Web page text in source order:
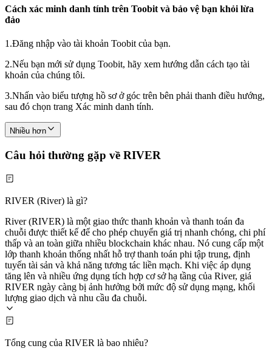
Cách xác minh danh tính trên Toobit và bảo vệ bạn khỏi lừa
đảo
1.Đăng nhập vào tài khoản Toobit của bạn.
2.Nếu bạn mới sử dụng Toobit, hãy xem hướng dẫn cách tạo tài
khoản của chúng tôi.
3.Nhấn vào biểu tượng hồ sơ ở góc trên bên phải thanh điều hướng,
sau đó chọn trang Xác minh danh tính.
Nhiều hơn
Câu hỏi thường gặp về RIVER
RIVER (River) là gì?
River (RIVER) là một giao thức thanh khoản và thanh toán đa
chuỗi được thiết kế để cho phép chuyển giá trị nhanh chóng, chi phí
thấp và an toàn giữa nhiều blockchain khác nhau. Nó cung cấp một
lớp thanh khoản thống nhất hỗ trợ thanh toán phi tập trung, định
tuyến tài sản và khả năng tương tác liền mạch. Khi việc áp dụng
tăng lên và nhiều ứng dụng tích hợp cơ sở hạ tầng của River, giá
RIVER ngày càng bị ảnh hưởng bởi mức độ sử dụng mạng, khối
lượng giao dịch và nhu cầu đa chuỗi.
Tổng cung của RIVER là bao nhiêu?